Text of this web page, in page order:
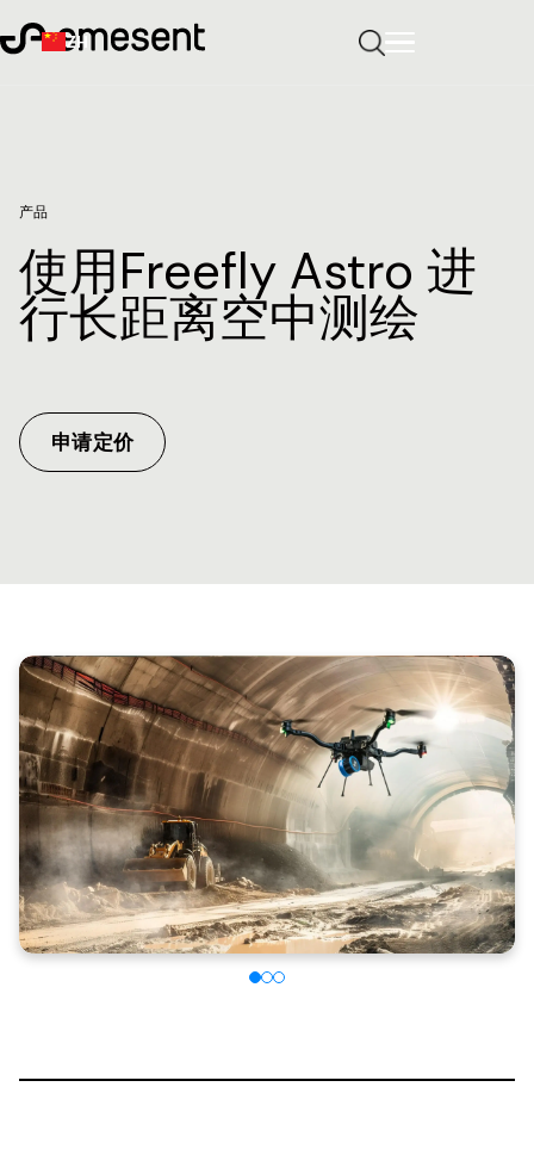
产品
使用Freefly Astro 进
行长距离空中测绘
申请定价
ZH